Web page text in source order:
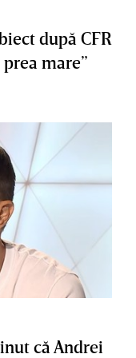
după CFR
mare”
că Andrei